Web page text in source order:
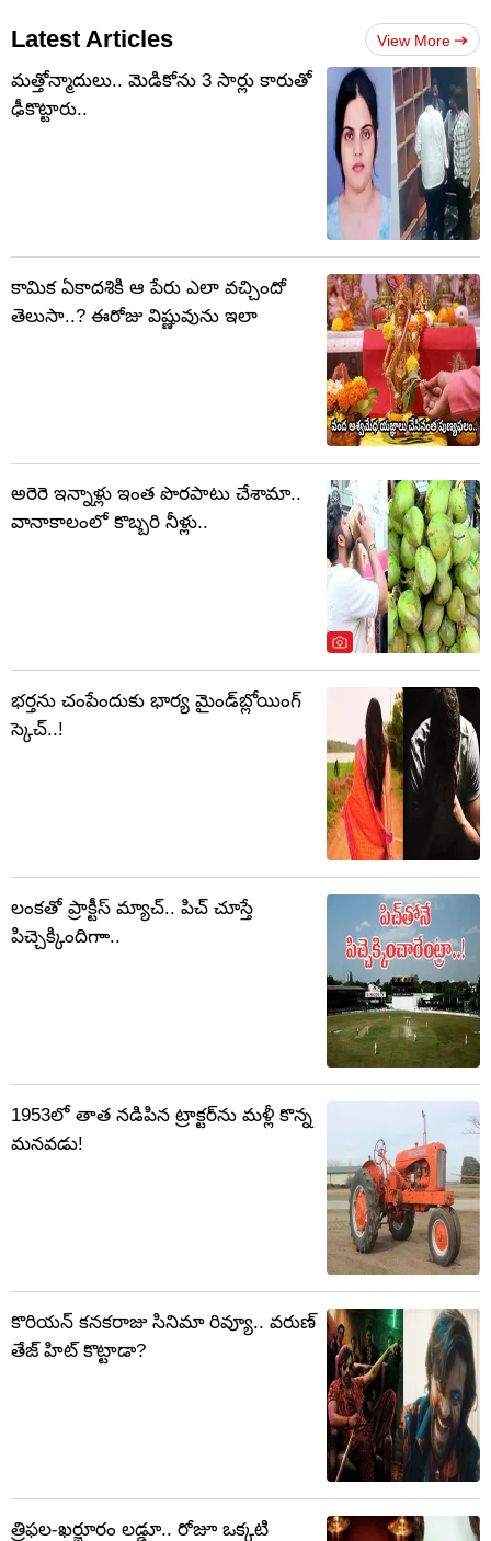
Latest Articles View More
మత్తోన్మాదులు.. మెడికోను 3 సార్లు కారుతో
ఢీకొట్టారు..
కామిక ఏకాదశికి ఆ పేరు ఎలా వచ్చిందో
తెలుసా..? ఈరోజు విష్ణువును ఇలా
అరెరె ఇన్నాళ్లు ఇంత పొరపాటు చేశామా..
వానాకాలంలో కొబ్బరి నీళ్లు..
భర్తను చంపేందుకు భార్య మైండ్‌బ్లోయింగ్
స్కెచ్..!
లంకతో ప్రాక్టీస్ మ్యాచ్.. పిచ్ చూస్తే
పిచ్చెక్కిందిగాా..
1953లో తాత నడిపిన ట్రాక్టర్‌‌ను మళ్లీ కొన్న
మనవడు!
కొరియన్ కనకరాజు సినిమా రివ్యూ.. వరుణ్
తేజ్ హిట్ కొట్టాడా?
త్రిఫల-ఖర్జూరం లడ్డూ.. రోజూ ఒక్కటి